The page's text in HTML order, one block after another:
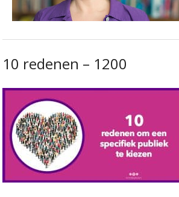
10 redenen – 1200